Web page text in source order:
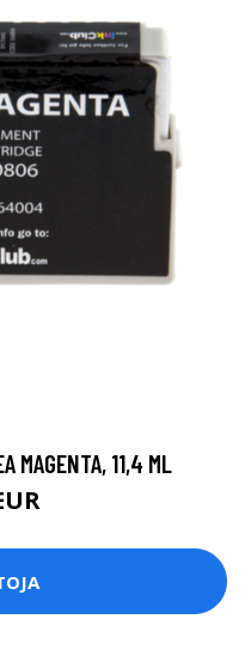
MAGENTA, 11,4 ML